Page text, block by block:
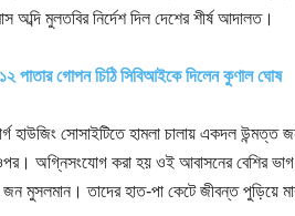
মুলতবির নির্দেশ দিল দেশের শীর্ষ আদালত।
১২ পাতার গোপন চিঠি সিবিআইকে দিলেন কুণাল ঘোষ
হাউজিং সোসাইটিতে হামলা চালায় একদল উন্মত্ত
ওপর। অগ্নিসংযোগ করা হয় ওই আবাসনের বেশির
মুসলমান। তাদের হাত-পা কেটে জীবন্ত পুড়িয়ে